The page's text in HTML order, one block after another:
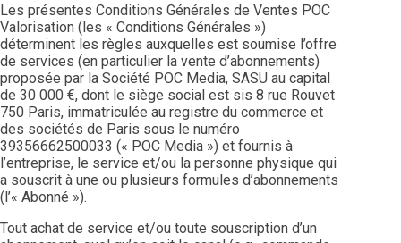
Les présentes Conditions Générales de Ventes POC
Valorisation (les « Conditions Générales »)
déterminent les règles auxquelles est soumise l’offre
de services (en particulier la vente d’abonnements)
proposée par la Société POC Media, SASU au capital
de 30 000 €, dont le siège social est sis 8 rue Rouvet
750 Paris, immatriculée au registre du commerce et
des sociétés de Paris sous le numéro
39356662500033 (« POC Media ») et fournis à
l’entreprise, le service et/ou la personne physique qui
a souscrit à une ou plusieurs formules d’abonnements
(l’« Abonné »).
Tout achat de service et/ou toute souscription d’un